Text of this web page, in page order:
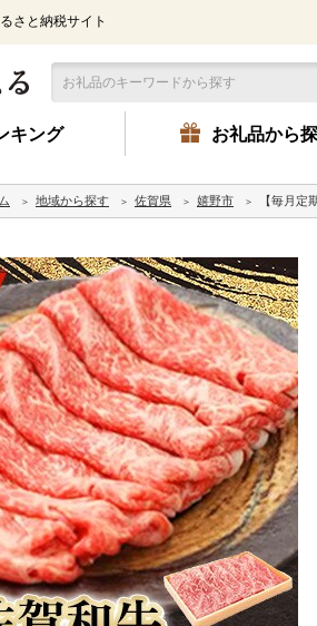
さと納税サイト
キング お礼品から
地域から探す 佐賀県 嬉野市 【毎月定